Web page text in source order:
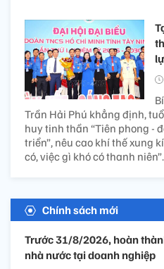
Trần Hải Phú khẳng định,
huy tinh thần “Tiên phong -
triển”, nêu cao khí thế xung
có, việc gì khó có thanh niên”.
Chính sách mới
Trước 31/8/2026, hoàn
nhà nước tại doanh nghiệp